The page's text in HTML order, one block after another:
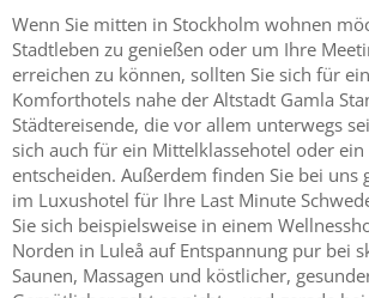
Wenn Sie mitten in Stockholm wohnen
Stadtleben zu genießen oder um Ihre
erreichen zu können, sollten Sie sich für
Komforthotels nahe der Altstadt Gamla
Städtereisende, die vor allem unterwegs
sich auch für ein Mittelklassehotel oder ein
entscheiden. Außerdem finden Sie bei uns
im Luxushotel für Ihre Last Minute
Sie sich beispielsweise in einem
Norden in Luleå auf Entspannung pur bei
Saunen, Massagen und köstlicher,